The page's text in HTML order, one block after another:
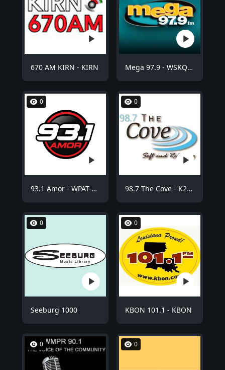
670 AM KIRN - KIRN Mega 97.9 - WSKQ-FM
0
93.1 Amor - WPAT-FM
0
98.7 The Cove - K254BE
0
Seeburg 1000
0
KBON 101.1 - KBON
0 0